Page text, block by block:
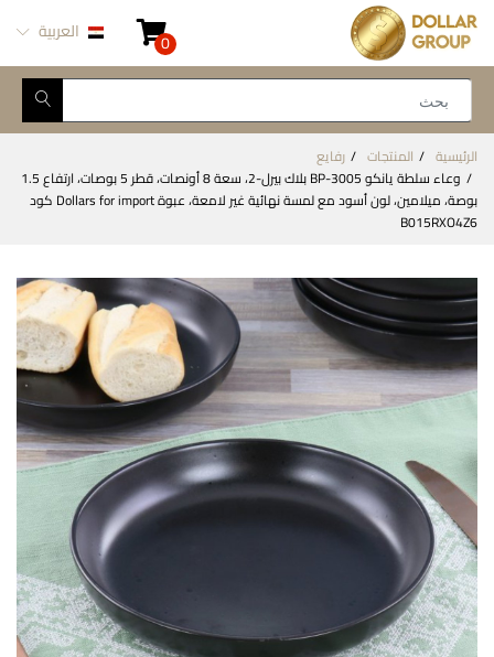
0 العربية
الرئيسية المنتجات
رفايع
وعاء سلطة يانكو BP-3005 بلاك بيرل-2، سعة 8 أونصات، قطر 5 بوصات، ارتفاع 1.5
بوصة، ميلامين، لون أسود مع لمسة نهائية غير لامعة، عبوة Dollars for import كود
B015RXO4Z6